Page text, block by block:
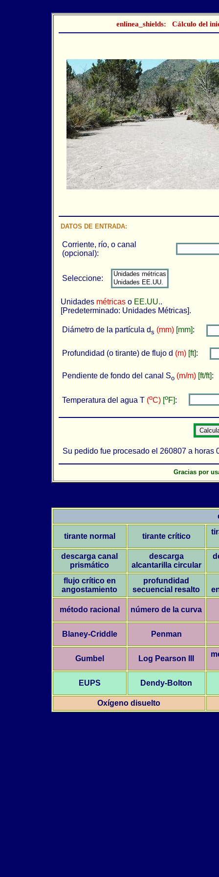
enlinea_shields: Cálculo del
DATOS DE ENTRADA:
Corriente, río, o canal
(opcional):
Seleccione:
Unidades métricas o EE.UU..
[Predeterminado: Unidades Métricas].
Diámetro de la partícula ds (mm) [mm]:
Profundidad (o tirante) de flujo d (m) [ft]:
Pendiente de fondo del canal So (m/m) [ft/ft]
Temperatura del agua T (oC) [oF]:
Su pedido fue procesado el 260807 a horas
Gracias por
tirante normal tirante crítico
descarga canal
prismático
descarga
alcantarilla circular
flujo crítico en
angostamiento
profundidad
secuencial resalto
método racional número de la curva
Blaney-Criddle Penman
Gumbel Log Pearson III
EUPS Dendy-Bolton
Oxígeno disuelto